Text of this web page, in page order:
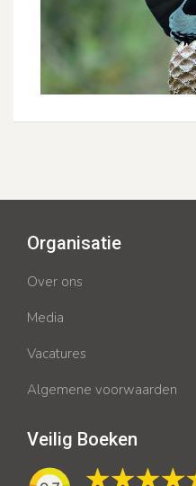
Organisatie
Over ons
Media
Vacatures
Algemene voorwaarden
Veilig Boeken